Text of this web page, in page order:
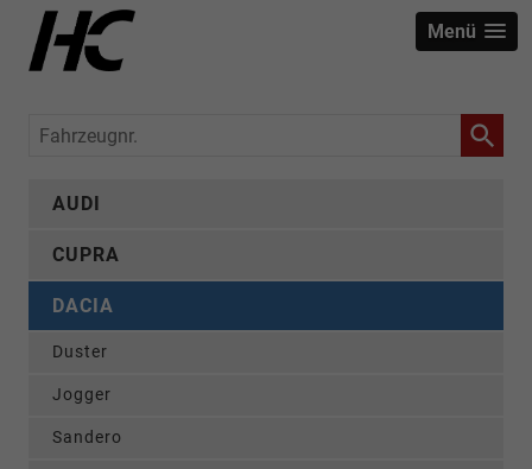
Menü
Fahrzeugnr.
AUDI
CUPRA
DACIA
Duster
Jogger
Sandero